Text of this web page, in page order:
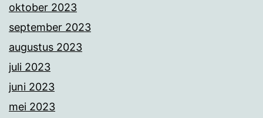
oktober 2023
september 2023
augustus 2023
juli 2023
juni 2023
mei 2023